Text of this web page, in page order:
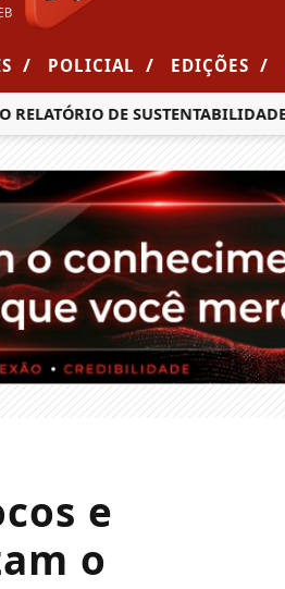
/ POLICIAL / EDIÇÕES /
DE SUSTENTABILIDADE
e
o